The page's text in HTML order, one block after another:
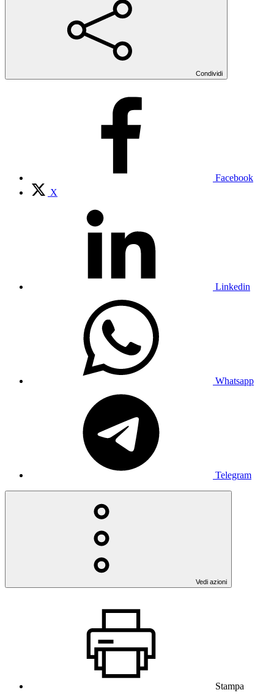
Condividi
Facebook
X
Linkedin
Whatsapp
Telegram
Vedi azioni
Stampa